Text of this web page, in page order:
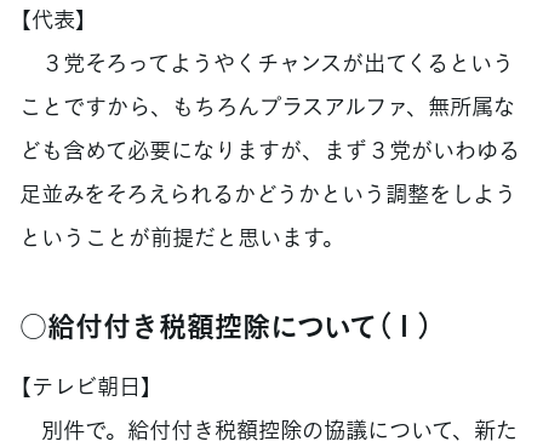
【代表】
３党そろってようやくチャンスが出てくるという
ことですから、もちろんプラスアルファ、無所属な
ども含めて必要になりますが、まず３党がいわゆる
足並みをそろえられるかどうかという調整をしよう
ということが前提だと思います。
○給付付き税額控除について（１）
【テレビ朝日】
別件で。給付付き税額控除の協議について、新た